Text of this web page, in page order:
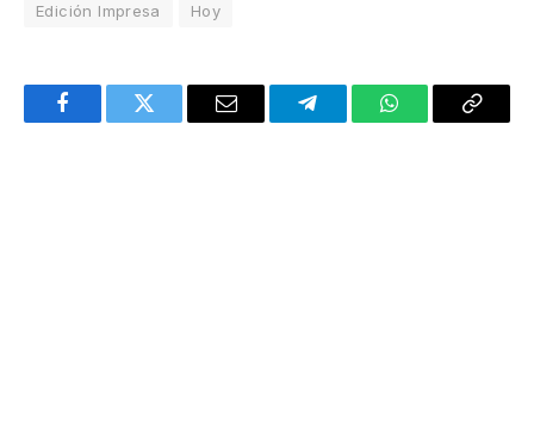
Edición Impresa Hoy
FacebookTwitter Email TelegramWhatsAppCopy